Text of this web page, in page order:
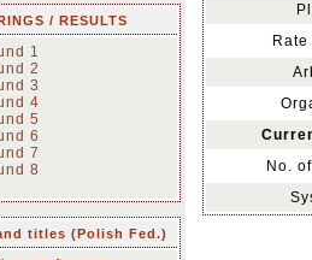
/ RESULTS
1
2
3
4
5
6
7
8
titles (Polish Fed.)
No.